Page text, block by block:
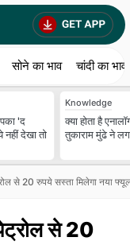
सोने का भाव चांदी का भाव
'द
देखा तो
Knowledge
क्या होता है
तुकाराम मुंढे ने
से 20 रुपये सस्ता मिलेगा नया
से 20